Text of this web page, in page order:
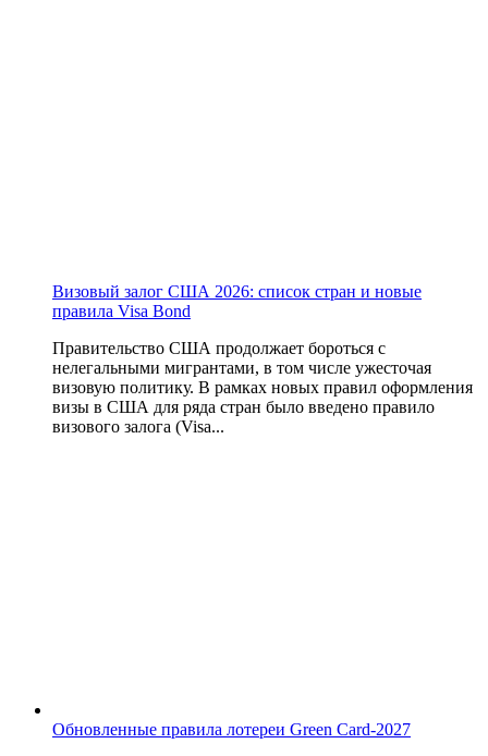
Визовый залог США 2026: список стран и новые
правила Visa Bond
Правительство США продолжает бороться с
нелегальными мигрантами, в том числе ужесточая
визовую политику. В рамках новых правил оформления
визы в США для ряда стран было введено правило
визового залога (Visa...
Обновленные правила лотереи Green Card-2027